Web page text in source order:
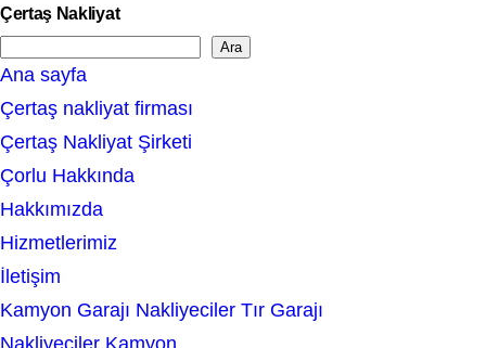
Çertaş Nakliyat
e
a
r
c
h
Ara
Ana sayfa
Çertaş nakliyat firması
Çertaş Nakliyat Şirketi
Çorlu Hakkında
Hakkımızda
Hizmetlerimiz
İletişim
Kamyon Garajı Nakliyeciler Tır Garajı
Nakliyeciler Kamyon